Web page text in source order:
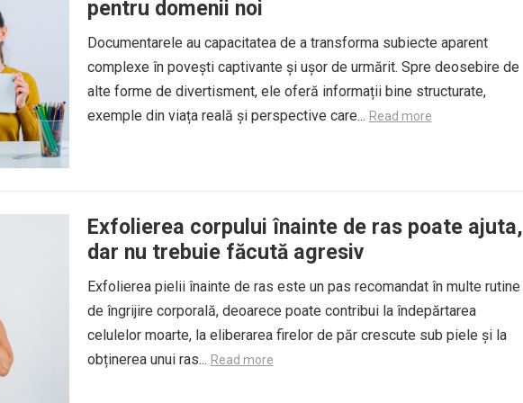
pentru domenii noi
Documentarele au capacitatea de a transforma subiecte aparent
complexe în povești captivante și ușor de urmărit. Spre deosebire de
alte forme de divertisment, ele oferă informații bine structurate,
exemple din viața reală și perspective care... Read more
Exfolierea corpului înainte de ras poate ajuta,
dar nu trebuie făcută agresiv
Exfolierea pielii înainte de ras este un pas recomandat în multe rutine
de îngrijire corporală, deoarece poate contribui la îndepărtarea
celulelor moarte, la eliberarea firelor de păr crescute sub piele și la
obținerea unui ras... Read more